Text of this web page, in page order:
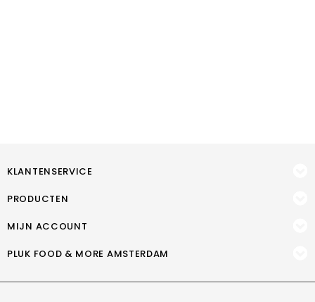
KLANTENSERVICE
PRODUCTEN
MIJN ACCOUNT
PLUK FOOD & MORE AMSTERDAM